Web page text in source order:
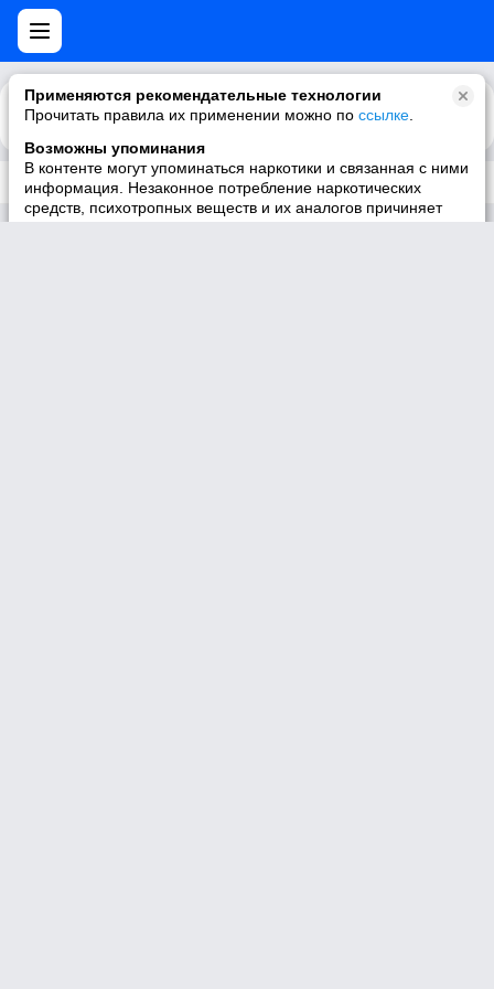
Применяются рекомендательные технологии
Прочитать правила их применении можно по ссылке
Возможны упоминания
В контенте могут упоминаться наркотики и связанная с ними
информация. Незаконное потребление наркотических
средств, психотропных веществ и их аналогов причиняет
Каталог Рекомендации
Трек не существует